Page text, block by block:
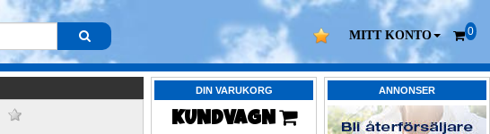
MITT KONTO 0
ANNONSER
DIN VARUKORG
KUNDVAGN